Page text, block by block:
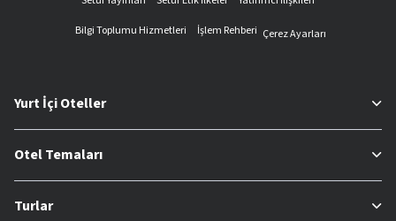
Bilgi Toplumu Hizmetleri
İşlem Rehberi Çerez Ayarları
Yurt İçi Oteller
Otel Temaları
Turlar